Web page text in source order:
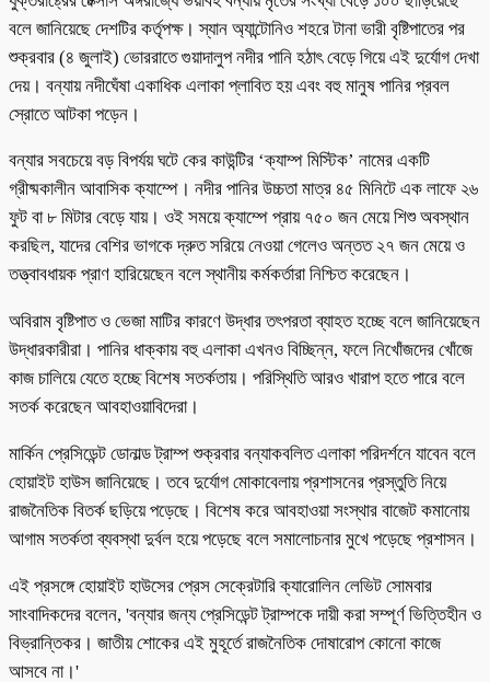
বলে জানিয়েছে দেশটির কর্তৃপক্ষ। স্যান অ্যান্টোনিও শহরে টানা ভারী বৃষ্টিপাতের পর
শুক্রবার (৪ জুলাই) ভোররাতে গুয়াদালুপ নদীর পানি হঠাৎ বেড়ে গিয়ে এই দুর্যোগ দেখা
দেয়। বন্যায় নদীঘেঁষা একাধিক এলাকা প্লাবিত হয় এবং বহু মানুষ পানির প্রবল
স্রোতে আটকা পড়েন।
বন্যার সবচেয়ে বড় বিপর্যয় ঘটে কের কাউন্টির ‘ক্যাম্প মিস্টিক’ নামের একটি
গ্রীষ্মকালীন আবাসিক ক্যাম্পে। নদীর পানির উচ্চতা মাত্র ৪৫ মিনিটে এক লাফে ২৬
ফুট বা ৮ মিটার বেড়ে যায়। ওই সময়ে ক্যাম্পে প্রায় ৭৫০ জন মেয়ে শিশু অবস্থান
করছিল, যাদের বেশির ভাগকে দ্রুত সরিয়ে নেওয়া গেলেও অন্তত ২৭ জন মেয়ে ও
তত্ত্বাবধায়ক প্রাণ হারিয়েছেন বলে স্থানীয় কর্মকর্তারা নিশ্চিত করেছেন।
অবিরাম বৃষ্টিপাত ও ভেজা মাটির কারণে উদ্ধার তৎপরতা ব্যাহত হচ্ছে বলে জানিয়েছেন
উদ্ধারকারীরা। পানির ধাক্কায় বহু এলাকা এখনও বিচ্ছিন্ন, ফলে নিখোঁজদের খোঁজে
কাজ চালিয়ে যেতে হচ্ছে বিশেষ সতর্কতায়। পরিস্থিতি আরও খারাপ হতে পারে বলে
সতর্ক করেছেন আবহাওয়াবিদেরা।
মার্কিন প্রেসিডেন্ট ডোনাল্ড ট্রাম্প শুক্রবার বন্যাকবলিত এলাকা পরিদর্শনে যাবেন বলে
হোয়াইট হাউস জানিয়েছে। তবে দুর্যোগ মোকাবেলায় প্রশাসনের প্রস্তুতি নিয়ে
রাজনৈতিক বিতর্ক ছড়িয়ে পড়েছে। বিশেষ করে আবহাওয়া সংস্থার বাজেট কমানোয়
আগাম সতর্কতা ব্যবস্থা দুর্বল হয়ে পড়েছে বলে সমালোচনার মুখে পড়েছে প্রশাসন।
এই প্রসঙ্গে হোয়াইট হাউসের প্রেস সেক্রেটারি ক্যারোলিন লেভিট সোমবার
সাংবাদিকদের বলেন, 'বন্যার জন্য প্রেসিডেন্ট ট্রাম্পকে দায়ী করা সম্পূর্ণ ভিত্তিহীন ও
বিভ্রান্তিকর। জাতীয় শোকের এই মুহূর্তে রাজনৈতিক দোষারোপ কোনো কাজে
আসবে না।'